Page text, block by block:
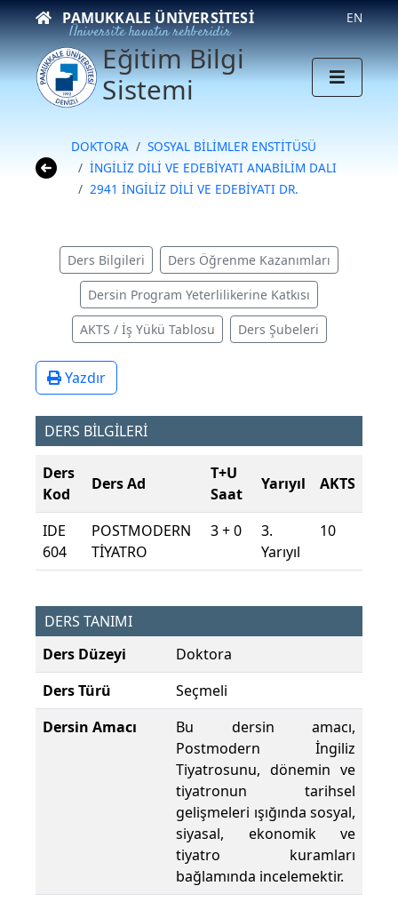
PAMUKKALE ÜNIVERSITESI
Üniversite hayatın rehberidir
EN
Eğitim Bilgi
Sistemi
DOKTORA
SOSYAL BİLİMLER ENSTİTÜSÜ
İNGİLİZ DİLİ VE EDEBİYATI ANABİLİM DALI
2941 İNGİLİZ DİLİ VE EDEBİYATI DR.
Ders Bilgileri Ders Öğrenme Kazanımları
Dersin Program Yeterlilikerine Katkısı
AKTS / İş Yükü Tablosu Ders Şubeleri
Yazdır
DERS BİLGİLERİ
Ders
Kod
Ders Ad
T+U
Saat
Yarıyıl AKTS
IDE
604
POSTMODERN
TİYATRO
3 + 0
3.
Yarıyıl
10
DERS TANIMI
Ders Düzeyi
Doktora
Ders Türü
Seçmeli
Dersin Amacı
Bu dersin amacı,
Postmodern İngiliz
Tiyatrosunu, dönemin ve
tiyatronun tarihsel
gelişmeleri ışığında sosyal,
siyasal, ekonomik ve
tiyatro kuramları
bağlamında incelemektir.